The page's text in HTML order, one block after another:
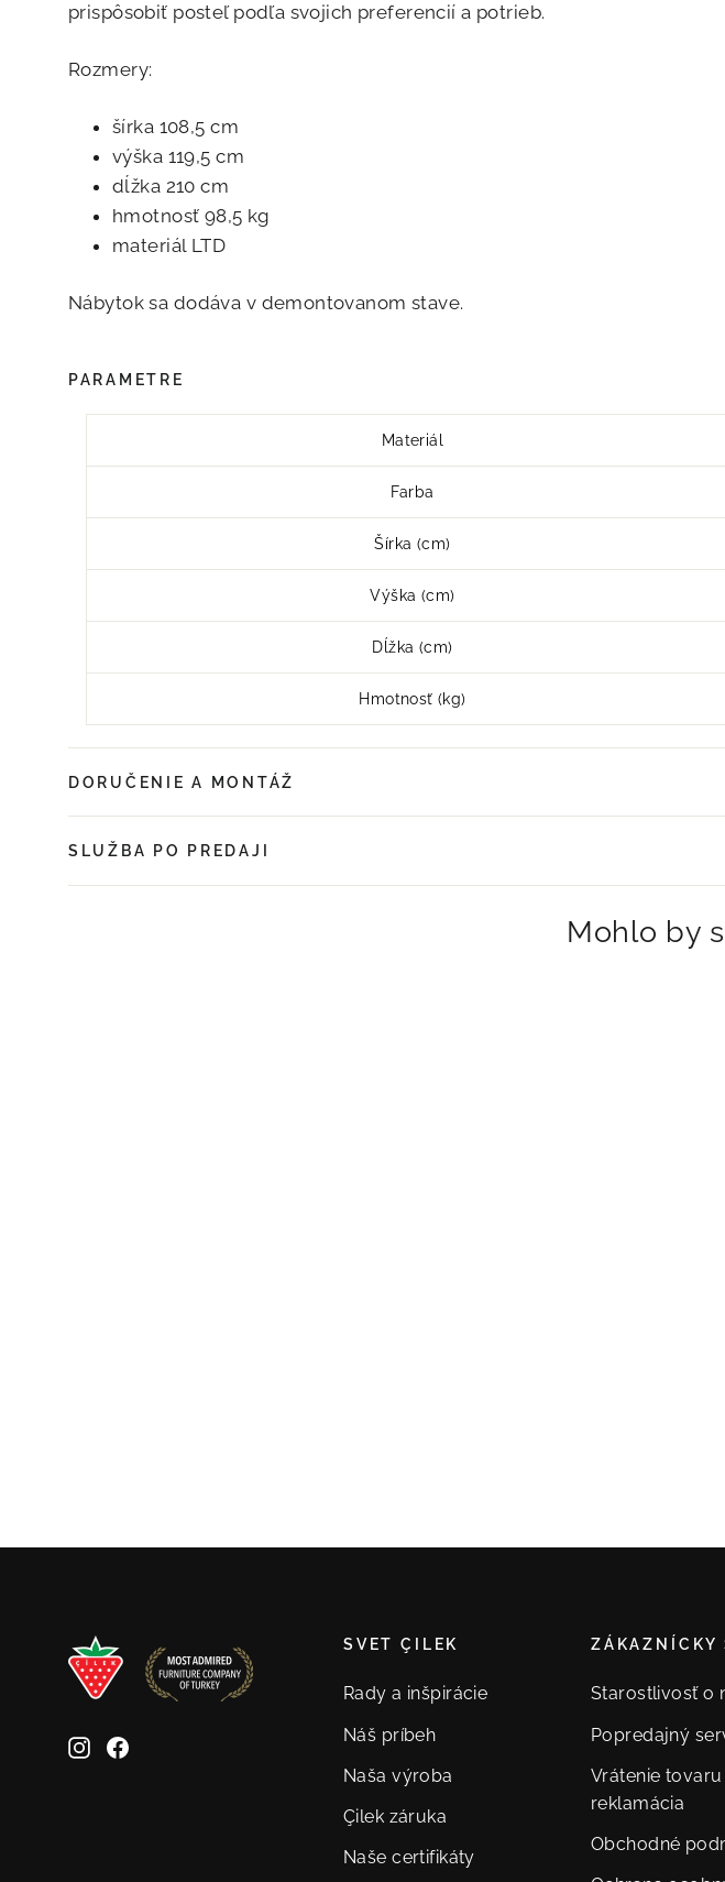
prispôsobiť posteľ podľa svojich preferencií a potrieb.
Rozmery:
šírka 108,5 cm
výška 119,5 cm
dĺžka 210 cm
hmotnosť 98,5 kg
materiál LTD
Nábytok sa dodáva v demontovanom stave.
PARAMETRE
Materiál
Farba
Šírka (cm)
Výška (cm)
Dĺžka (cm)
Hmotnosť (kg)
DORUČENIE A MONTÁŽ
SLUŽBA PO PREDAJI
Mohlo by
Instagram
SVET ÇILEK
Rady a inšpirácie
Náš príbeh
Naša výroba
Çilek záruka
Naše certifikáty
ZÁKAZNÍCKY
Starostlivosť o
Popredajný
Vrátenie tovaru
reklamácia
Obchodné